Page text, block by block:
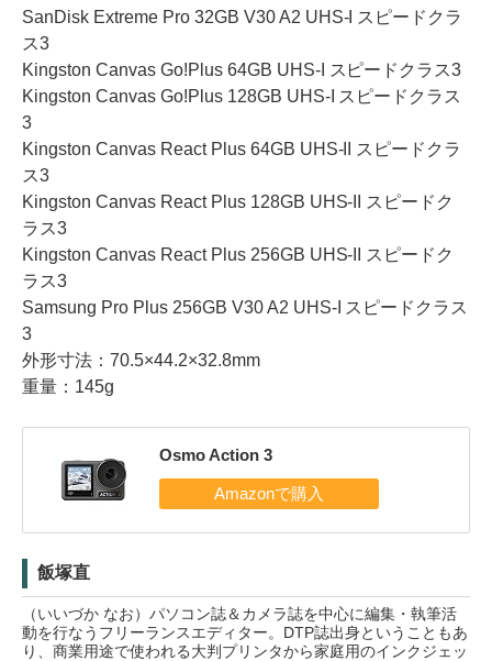
SanDisk Extreme Pro 32GB V30 A2 UHS-I スピードクラ
ス3
Kingston Canvas Go!Plus 64GB UHS-I スピードクラス3
Kingston Canvas Go!Plus 128GB UHS-I スピードクラス
3
Kingston Canvas React Plus 64GB UHS-II スピードクラ
ス3
Kingston Canvas React Plus 128GB UHS-II スピードク
ラス3
Kingston Canvas React Plus 256GB UHS-II スピードク
ラス3
Samsung Pro Plus 256GB V30 A2 UHS-I スピードクラス
3
外形寸法：70.5×44.2×32.8mm
重量：145g
Osmo Action 3
飯塚直
（いいづか なお）パソコン誌＆カメラ誌を中心に編集・執筆活
動を行なうフリーランスエディター。DTP誌出身ということもあ
り、商業用途で使われる大判プリンタから家庭用のインクジェッ